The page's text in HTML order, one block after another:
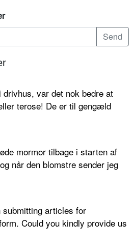
var det nok bedre at
terose! De er til gengæld
mormor tilbage i starten af
når den blomstre sender jeg
submitting articles for
Could you kindly provide us